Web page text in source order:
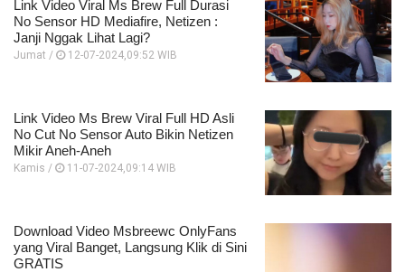
Link Video Viral Ms Brew Full Durasi
No Sensor HD Mediafire, Netizen :
Janji Nggak Lihat Lagi?
Jumat / 12-07-2024,09:52 WIB
Link Video Ms Brew Viral Full HD Asli
No Cut No Sensor Auto Bikin Netizen
Mikir Aneh-Aneh
Kamis / 11-07-2024,09:14 WIB
Download Video Msbreewc OnlyFans
yang Viral Banget, Langsung Klik di Sini
GRATIS